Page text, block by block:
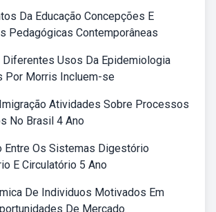
Da Educação Concepções E
Pedagógicas Contemporâneas
Diferentes Usos Da Epidemiologia
Por Morris Incluem-se
Atividades Sobre Processos
No Brasil 4 Ano
Entre Os Sistemas Digestório
E Circulatório 5 Ano
De Individuos Motivados Em
De Mercado